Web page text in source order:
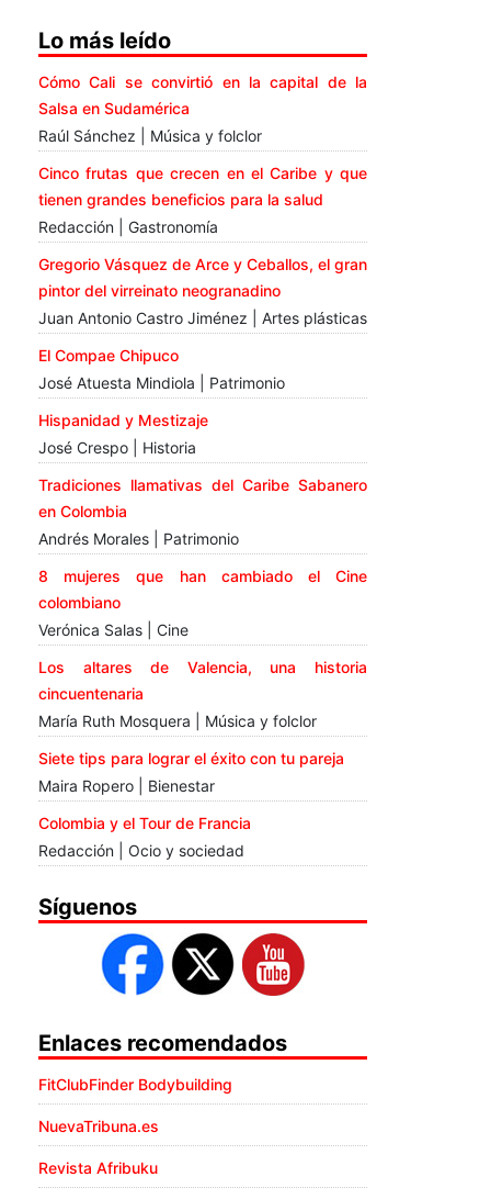
Lo más leído
Cómo Cali se convirtió en la capital de la
Salsa en Sudamérica
Raúl Sánchez | Música y folclor
Cinco frutas que crecen en el Caribe y que
tienen grandes beneficios para la salud
Redacción | Gastronomía
Gregorio Vásquez de Arce y Ceballos, el gran
pintor del virreinato neogranadino
Juan Antonio Castro Jiménez | Artes plásticas
El Compae Chipuco
José Atuesta Mindiola | Patrimonio
Hispanidad y Mestizaje
José Crespo | Historia
Tradiciones llamativas del Caribe Sabanero
en Colombia
Andrés Morales | Patrimonio
8 mujeres que han cambiado el Cine
colombiano
Verónica Salas | Cine
Los altares de Valencia, una historia
cincuentenaria
María Ruth Mosquera | Música y folclor
Siete tips para lograr el éxito con tu pareja
Maira Ropero | Bienestar
Colombia y el Tour de Francia
Redacción | Ocio y sociedad
Síguenos
Enlaces recomendados
FitClubFinder Bodybuilding
NuevaTribuna.es
Revista Afribuku